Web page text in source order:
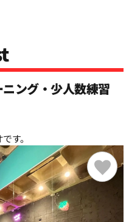
ニング・少人数練習
す。